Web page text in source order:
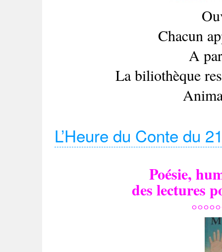
Chacun
A
La biliothèque
L’Heure du Conte du
Poésie,
des lectures